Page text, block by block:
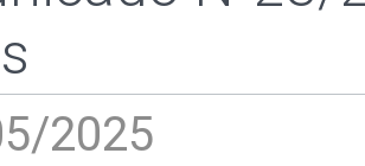
2025